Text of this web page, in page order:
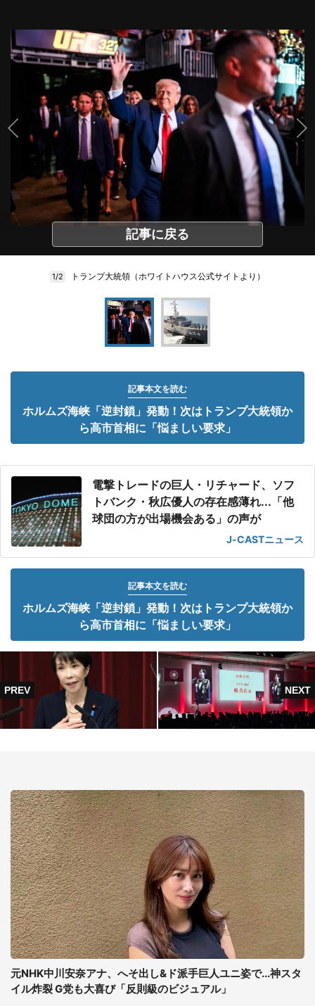
記事に戻る
1/2 トランプ大統領（ホワイトハウス公式サイトより）
記事本文を読む
ホルムズ海峡「逆封鎖」発動！次はトランプ大統領か
ら高市首相に「悩ましい要求」
電撃トレードの巨人・リチャード、ソフ
トバンク・秋広優人の存在感薄れ...「他
球団の方が出場機会ある」の声が
J-CASTニュース
記事本文を読む
ホルムズ海峡「逆封鎖」発動！次はトランプ大統領か
ら高市首相に「悩ましい要求」
元NHK中川安奈アナ、へそ出し&ド派手巨人ユニ姿で...神スタ
イル炸裂 G党も大喜び「反則級のビジュアル」